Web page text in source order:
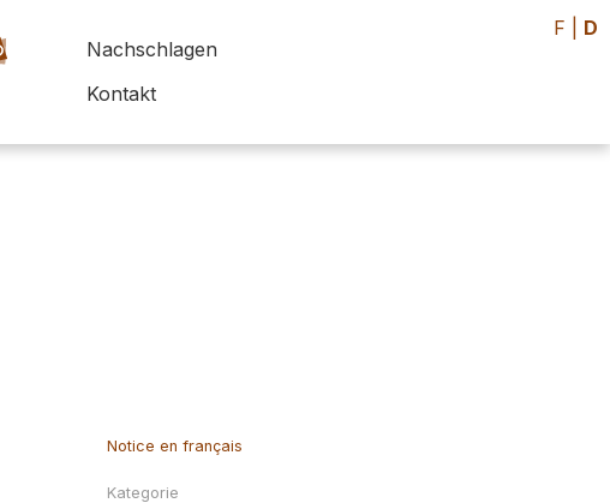
Nachschlagen
Kontakt
F D
Notice en français
Kategorie